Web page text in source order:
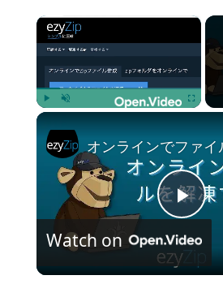
×
P
l
オンラインでファ
Watch on